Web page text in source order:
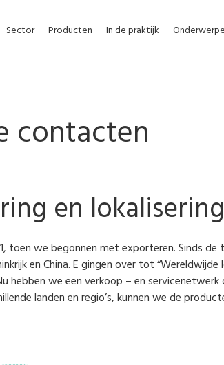
Sector Producten In de praktijk
contacten
en lokalisering
toen we begonnen met exporteren. Sinds
en China. E gingen over tot
we een verkoop – en
landen en regio’s, kunnen we de